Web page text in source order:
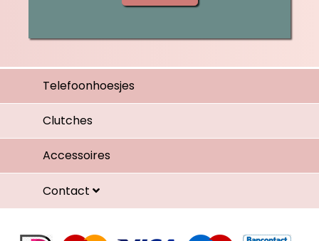
Telefoonhoesjes
Clutches
Accessoires
Contact